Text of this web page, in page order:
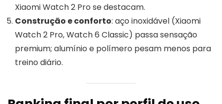
Xiaomi Watch 2 Pro se destacam.
Construção e conforto: aço inoxidável (Xiaomi
Watch 2 Pro, Watch 6 Classic) passa sensação
premium; alumínio e polímero pesam menos para
treino diário.